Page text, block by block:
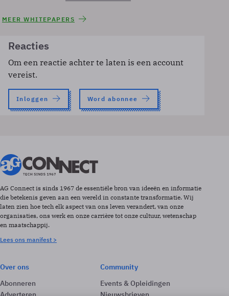
MEER WHITEPAPERS
Reacties
Om een reactie achter te laten is een account
vereist.
Inloggen Word abonnee
AG Connect is sinds 1967 de essentiële bron van ideeën en informatie
die betekenis geven aan een wereld in constante transformatie. Wij
laten zien hoe tech elk aspect van ons leven verandert, van onze
organisaties, ons werk en onze carrière tot onze cultuur, wetenschap
en maatschappij.
Lees ons manifest >
Over ons
Abonneren
Community
Events & Opleidingen